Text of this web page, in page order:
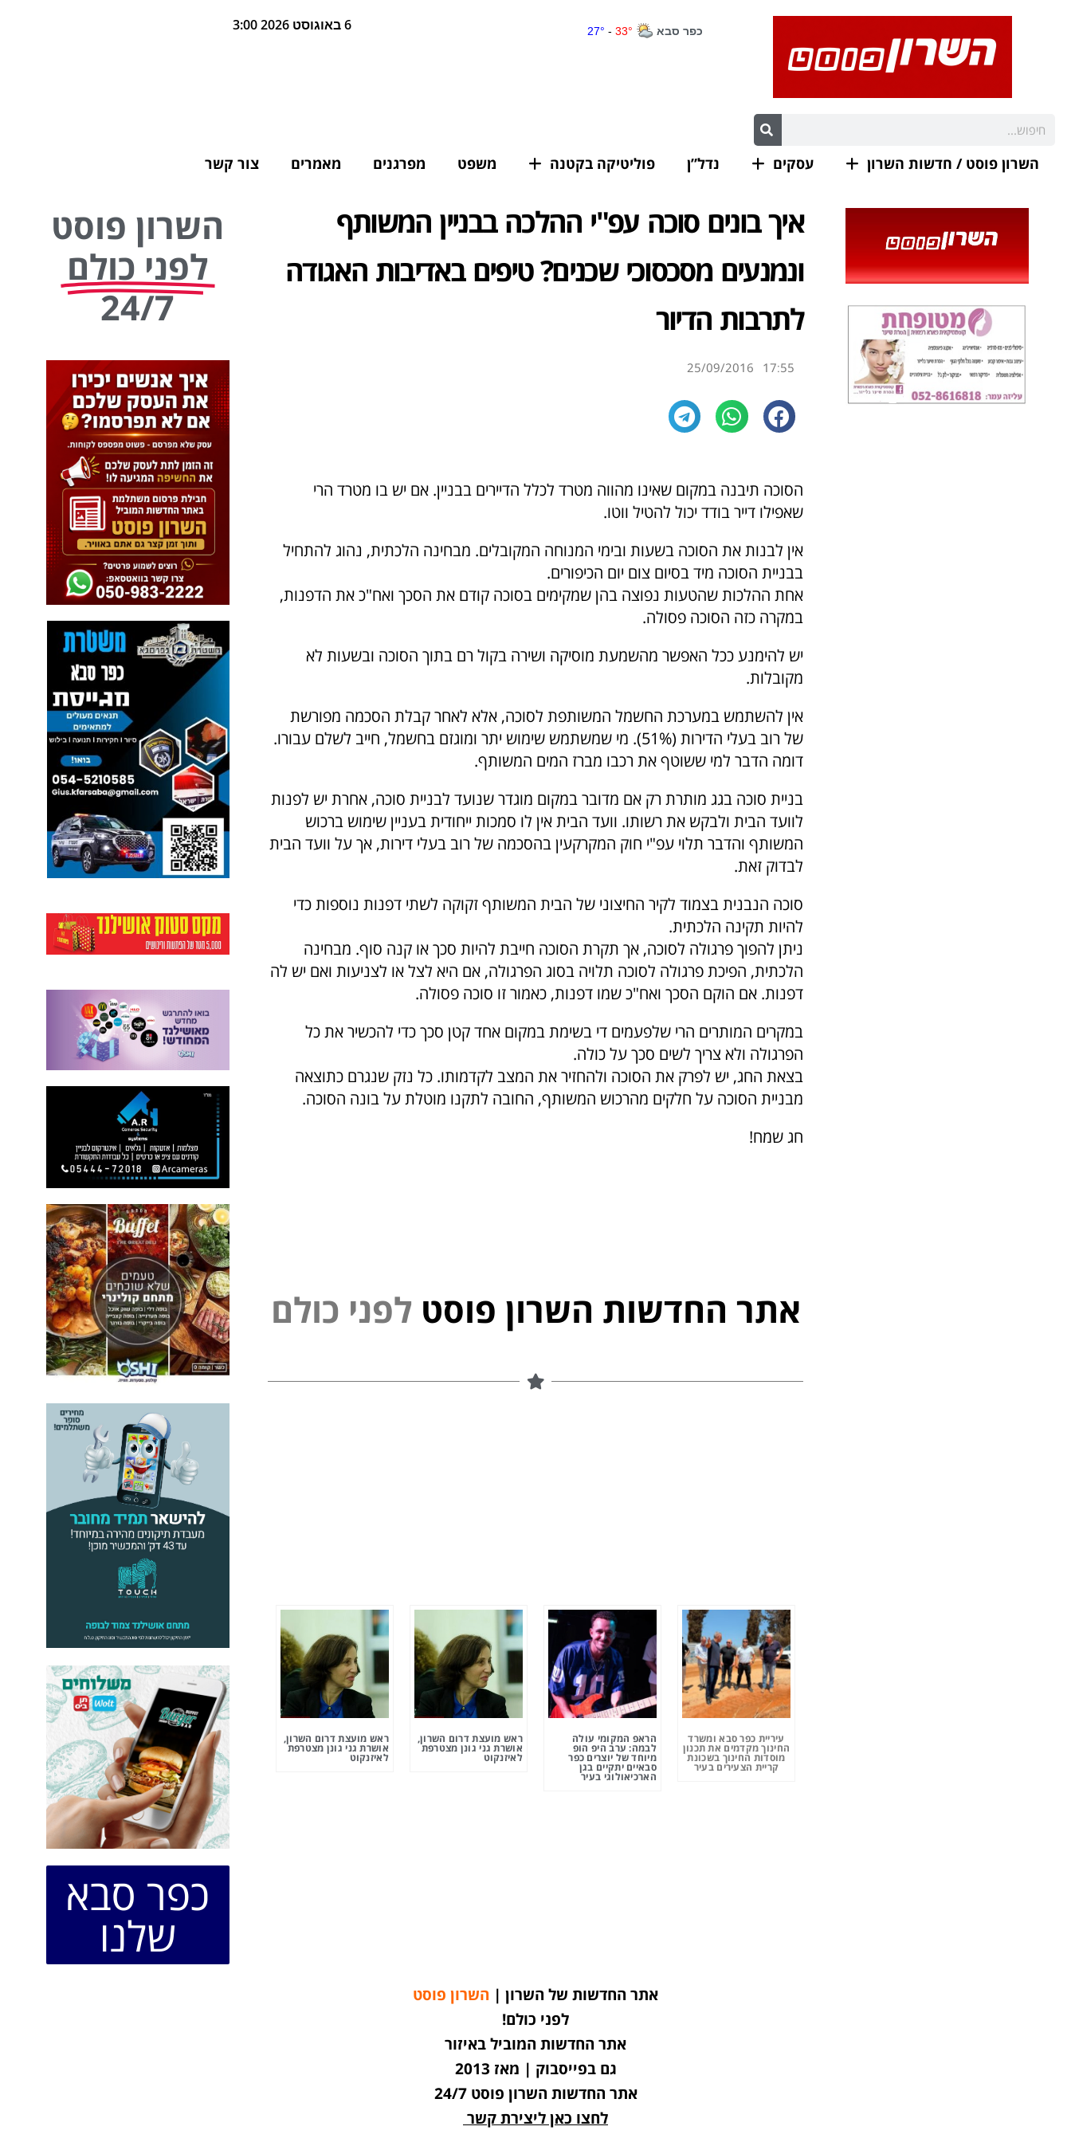
6 באוגוסט 2026 3:00
השרון פוסט / חדשות השרון עסקים נדל”ן פוליטיקה בקטנה משפט מפרגנים מאמרים צור קשר
איך בונים סוכה עפ"י ההלכה בבניין המשותף
ונמנעים מסכסוכי שכנים? טיפים באדיבות האגודה
לתרבות הדיור
17:55
25/09/2016
הסוכה תיבנה במקום שאינו מהווה מטרד לכלל הדיירים בבניין. אם יש בו מטרד הרי
שאפילו דייר בודד יכול להטיל ווטו.
אין לבנות את הסוכה בשעות ובימי המנוחה המקובלים. מבחינה הלכתית, נהוג להתחיל
בבניית הסוכה מיד בסיום צום יום הכיפורים.
אחת ההלכות שהטעות נפוצה בהן שמקימים בסוכה קודם את הסכך ואח"כ את הדפנות,
במקרה כזה הסוכה פסולה.
יש להימנע ככל האפשר מהשמעת מוסיקה ושירה בקול רם בתוך הסוכה ובשעות לא
מקובלות.
אין להשתמש במערכת החשמל המשותפת לסוכה, אלא לאחר קבלת הסכמה מפורשת
של רוב בעלי הדירות (51%). מי שמשתמש שימוש יתר ומוגזם בחשמל, חייב לשלם עבורו.
דומה הדבר למי ששוטף את רכבו מברז המים המשותף.
בניית סוכה בגג מותרת רק אם מדובר במקום מוגדר שנועד לבניית סוכה, אחרת יש לפנות
לוועד הבית ולבקש את רשותו. וועד הבית אין לו סמכות ייחודית בעניין שימוש ברכוש
המשותף והדבר תלוי עפ"י חוק המקרקעין בהסכמה של רוב בעלי דירות, אך על וועד הבית
לבדוק זאת.
סוכה הנבנית בצמוד לקיר החיצוני של הבית המשותף זקוקה לשתי דפנות נוספות כדי
להיות תקינה הלכתית.
ניתן להפוך פרגולה לסוכה, אך תקרת הסוכה חייבת להיות סכך או קנה סוף. מבחינה
הלכתית, הפיכת פרגולה לסוכה תלויה בסוג הפרגולה, אם היא לצל או לצניעות ואם יש לה
דפנות. אם הוקם הסכך ואח"כ שמו דפנות, כאמור זו סוכה פסולה.
במקרים המותרים הרי שלפעמים די בשימת במקום אחד קטן סכך כדי להכשיר את כל
הפרגולה ולא צריך לשים סכך על כולה.
בצאת החג, יש לפרק את הסוכה ולהחזיר את המצב לקדמותו. כל נזק שנגרם כתוצאה
מבניית הסוכה על חלקים מהרכוש המשותף, החובה לתקנו מוטלת על בונה הסוכה.
חג שמח!
אתר החדשות השרון פוסט לפני כולם
עיריית כפר סבא ומשרד
החינוך מקדמים את תכנון
מוסדות החינוך בשכונת
קריית הצעירים בעיר
הראפ המקומי עולה
לבמה: ערב היפ הופ
מיוחד של יוצרים כפר
סבאיים יתקיים בגן
הארכיאולוגי בעיר
ראש מועצת דרום השרון,
אושרת גני גונן מצטרפת
לאיזנקוט
ראש מועצת דרום השרון,
אושרת גני גונן מצטרפת
לאיזנקוט
השרון פוסט
לפני כולם
24/7
כפר סבא
שלנו
אתר החדשות של השרון | השרון פוסט
לפני כולם!
אתר החדשות המוביל באיזור
גם בפייסבוק | מאז 2013
אתר החדשות השרון פוסט 24/7
לחצו כאן ליצירת קשר